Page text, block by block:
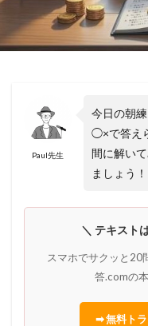
Paul先生
今日の朝
◯×で答え
間に解い
ましょう！
＼ テキスト
スマホでサクッと20
答.comの
➡ 無料ト